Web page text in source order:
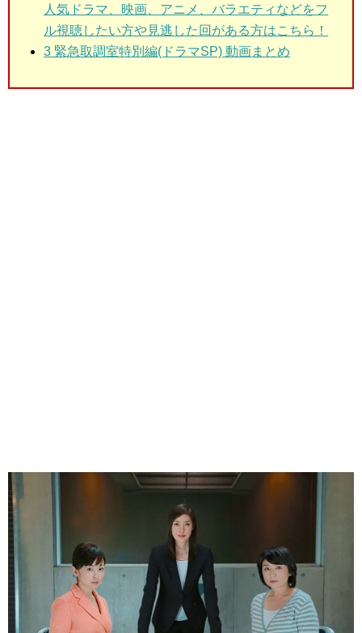
人気ドラマ、映画、アニメ、バラエティなどをフ
ル視聴したい方や見逃した回がある方はこちら！
3 緊急取調室特別編(ドラマSP) 動画まとめ